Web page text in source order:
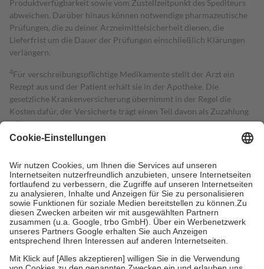
Produktverfügbarkeit sowie vom Zustellzeitpunkt des Spediteurs
abweichen. Darüber hinaus können notwendige pharmazeutische
Prüfungen, die zu deiner Arzneimittelsicherheit dienen, die
Lieferfrist um die Dauer der Prüfungen einschließlich Klärungen
verlängern.
4Für verschreibungspflichtige Medikamente stellt der Arzt ein
Rezept aus und der Patient erhält sie in der Apotheke. Die
gesetzliche Krankenversicherung übernimmt in der Regel die
Kosten dafür, der Versicherte trägt einen Teil davon als Zuzahlung
mit.
Grundsätzlich leisten Mitglieder Zuzahlungen in Höhe von zehn
höchstens zehn Euro.
Es sind jedoch nie mehr als die tatsächlichen
Kosten der Leistung zu entrichten.
Diese Regeln gelten grundsätzlich auch für Online-Apotheken.
Bei Heilmitteln und häuslicher Krankenpflege beträgt die
Zuzahlung zehn Prozent der Kosten sowie zehn Euro je
Verordnung.
Um das Engagement der Versicherten für ihre eigene Gesundheit zu
stärken und die besondere Stellung der Familie zu unterstützen,
fallenkeine Zuzahlungenan bei: